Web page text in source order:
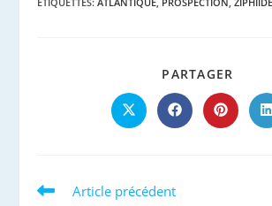
PARTAGER
Ouvrir
dans
Ouvrir
dans
Ouvrir
dans
Read
Article précédent